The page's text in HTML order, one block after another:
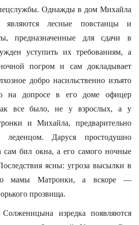
Однажды в дом Михайла
лесные повстанцы и
предназначенные для сдачи в
уступить их требованиям, а
по­гром и сам докладывает
добро насильственно изъято
на допросе в его доме офицер
все было, не у взрослых, а у
и Михайла, предварительно
леденцом. Даруся простодушно
сам бил окна, а его самого ночные
ясны: угроза высылки в
мамы Матронки, а вскоре —
прозвища.
изредка появляются